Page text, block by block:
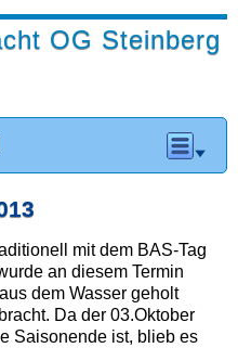
OG Steinberg
mit dem BAS-Tag
an diesem Termin
dem Wasser geholt
Da der 03.Oktober
Saisonende ist, blieb es